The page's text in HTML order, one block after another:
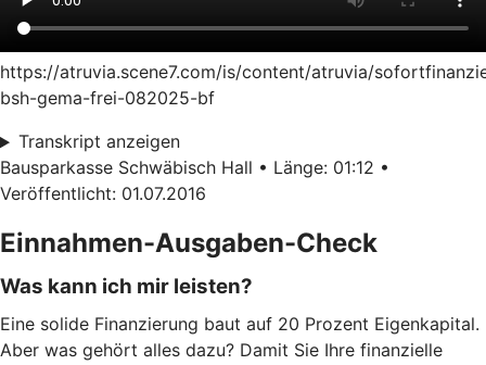
https://atruvia.scene7.com/is/content/atruvia/
bsh-gema-frei-082025-bf
Transkript anzeigen
Bausparkasse Schwäbisch Hall • Länge: 01:12 •
Veröffentlicht: 01.07.2016
Einnahmen-Ausgaben-Check
Was kann ich mir leisten?
Eine solide Finanzierung baut auf 20 Prozent Eigenkapital.
Aber was gehört alles dazu? Damit Sie Ihre finanzielle